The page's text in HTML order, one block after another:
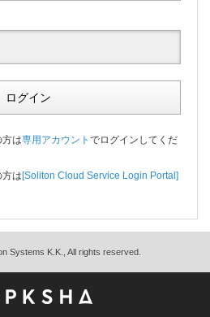
ログイン
は専用アカウント でログインしてくだ
は[Soliton Cloud Service Login Portal]
Systems K.K., All rights reserved.